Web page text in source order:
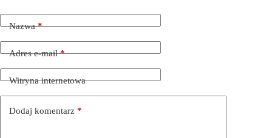
Nazwa*
Adres e-mail*
Witryna internetowa
Dodaj komentarz *